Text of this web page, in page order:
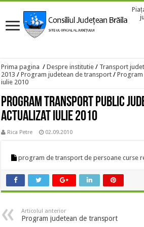
Prima pagina / Despre institutie / Transport
2013 / Program judetean de transport /
iulie 2010
Program transport public
actualizat iulie 2010
Rica Petre 02.09.2010
program de transport de persoane curse
Articolul anterior
Program judetean de transport